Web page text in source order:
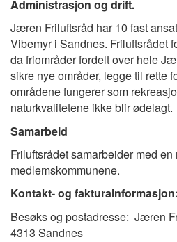
Administrasjon og drift.
Jæren Friluftsråd har 10 fast
Vibemyr i Sandnes. Friluftsrådet
da friområder fordelt over hele
sikre nye områder, legge til rette
områdene fungerer som
naturkvalitetene ikke blir ødelagt.
Samarbeid
Friluftsrådet samarbeider med
medlemskommunene.
Kontakt- og fakturainformasjon:
Besøks og postadresse: Jæren
4313 Sandnes